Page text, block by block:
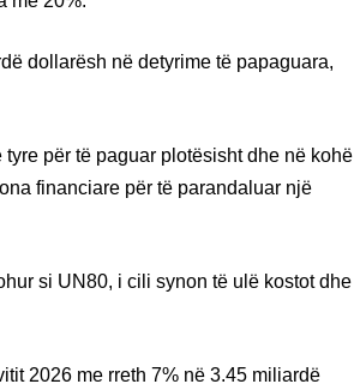
dollarësh në detyrime të papaguara,
për të paguar plotësisht dhe në kohë
financiare për të parandaluar një
si UN80, i cili synon të ulë kostot dhe
2026 me rreth 7% në 3.45 miliardë